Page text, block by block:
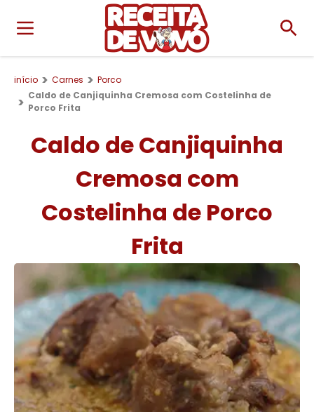
início Carnes
Porco
Caldo de Canjiquinha Cremosa com Costelinha de
Porco Frita
Caldo de Canjiquinha
Cremosa com
Costelinha de Porco
Frita